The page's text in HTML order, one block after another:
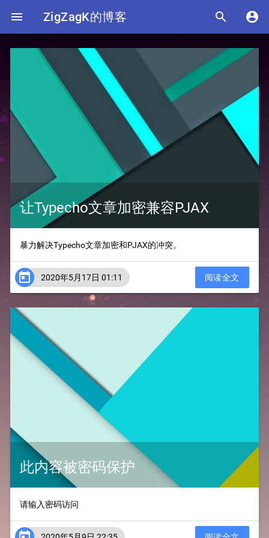
 ZigZagK的博客  
让Typecho文章加密兼容PJAX
暴力解决Typecho文章加密和PJAX的冲突。
 2020年5月17日 01:11 阅读全文
此内容被密码保护
请输入密码访问